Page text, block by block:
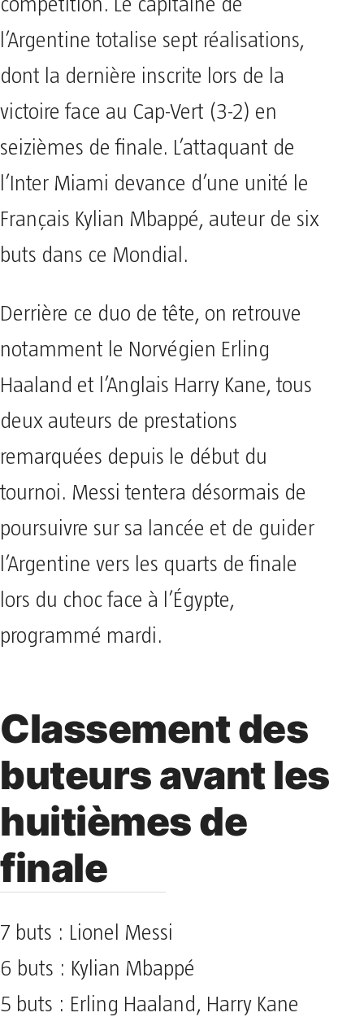
compétition. Le capitaine de
l’Argentine totalise sept réalisations,
dont la dernière inscrite lors de la
victoire face au Cap-Vert (3-2) en
seizièmes de finale. L’attaquant de
l’Inter Miami devance d’une unité le
Français Kylian Mbappé, auteur de six
buts dans ce Mondial.
Derrière ce duo de tête, on retrouve
notamment le Norvégien Erling
Haaland et l’Anglais Harry Kane, tous
deux auteurs de prestations
remarquées depuis le début du
tournoi. Messi tentera désormais de
poursuivre sur sa lancée et de guider
l’Argentine vers les quarts de finale
lors du choc face à l’Égypte,
programmé mardi.
Classement des
buteurs avant les
huitièmes de
finale
7 buts : Lionel Messi
6 buts : Kylian Mbappé
5 buts : Erling Haaland, Harry Kane